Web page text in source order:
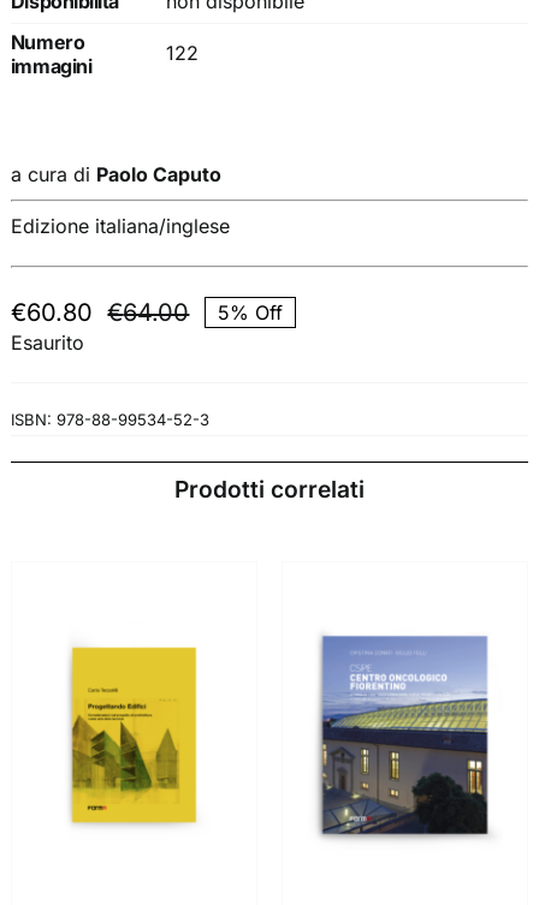
Numero
immagini
122
a cura di Paolo Caputo
Edizione italiana/inglese
€64.00Il
era:
€60.80
Il
è:
5% Off
Esaurito
ISBN: 978-88-99534-52-3
Prodotti correlati
AGGIUNGI AL
CARRELLO
DETTAGLI
AGGIUNGI AL
CARRELLO
/
DETTAGLI